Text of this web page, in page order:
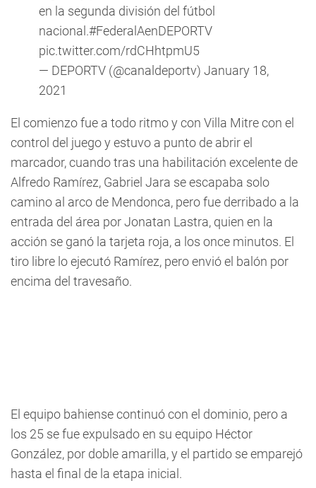
en la segunda división del fútbol
nacional.#FederalAenDEPORTV
pic.twitter.com/rdCHhtpmU5
— DEPORTV (@canaldeportv) January 18,
2021
El comienzo fue a todo ritmo y con Villa Mitre con el
control del juego y estuvo a punto de abrir el
marcador, cuando tras una habilitación excelente de
Alfredo Ramírez, Gabriel Jara se escapaba solo
camino al arco de Mendonca, pero fue derribado a la
entrada del área por Jonatan Lastra, quien en la
acción se ganó la tarjeta roja, a los once minutos. El
tiro libre lo ejecutó Ramírez, pero envió el balón por
encima del travesaño.
El equipo bahiense continuó con el dominio, pero a
los 25 se fue expulsado en su equipo Héctor
González, por doble amarilla, y el partido se emparejó
hasta el final de la etapa inicial.